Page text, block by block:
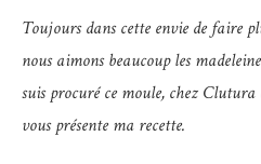
Toujours dans cette envie de faire
nous aimons beaucoup les
suis procuré ce moule, chez
vous présente ma recette.